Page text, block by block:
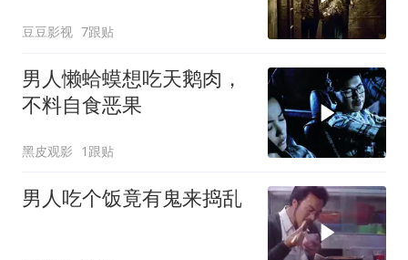
豆豆影视 7跟贴
男人懒蛤蟆想吃天鹅肉，
不料自食恶果
黑皮观影 1跟贴
男人吃个饭竟有鬼来捣乱